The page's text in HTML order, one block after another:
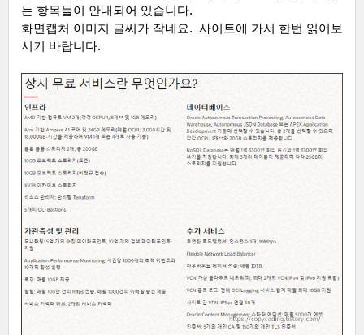
는 항목들이 안내되어 있습니다.
화면캡처 이미지 글씨가 작네요. 사이트에 가서 한번 읽어보
시기 바랍니다.